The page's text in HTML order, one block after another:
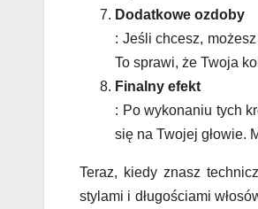
Dodatkowe ozdoby
: Jeśli chcesz,
To sprawi, że Twoja
Finalny efekt
: Po wykonaniu tych
się na Twojej głowie.
Teraz, kiedy znasz
stylami i długościami